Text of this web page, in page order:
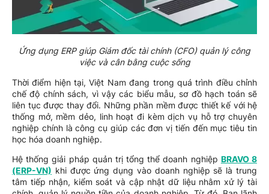
Ứng dụng ERP giúp Giám đốc tài chính (CFO) quản lý công
việc và cân bằng cuộc sống
Thời điểm hiện tại, Việt Nam đang trong quá trình điều chỉnh
chế độ chính sách, vì vậy các biểu mẫu, sơ đồ hạch toán sẽ
liên tục được thay đổi. Những phần mềm được thiết kế với hệ
thống mở, mềm dẻo, linh hoạt đi kèm dịch vụ hỗ trợ chuyên
nghiệp chính là công cụ giúp các đơn vị tiến đến mục tiêu tin
học hóa doanh nghiệp.
Hệ thống giải pháp quản trị tổng thể doanh nghiệp BRAVO 8
(ERP-VN) khi được ứng dụng vào doanh nghiệp sẽ là trung
tâm tiếp nhận, kiểm soát và cập nhật dữ liệu nhằm xử lý tài